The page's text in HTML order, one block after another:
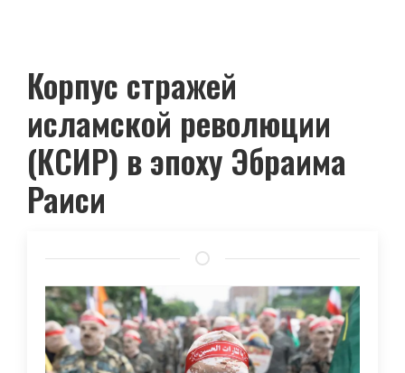
Корпус стражей
исламской революции
(КСИР) в эпоху Эбраима
Раиси